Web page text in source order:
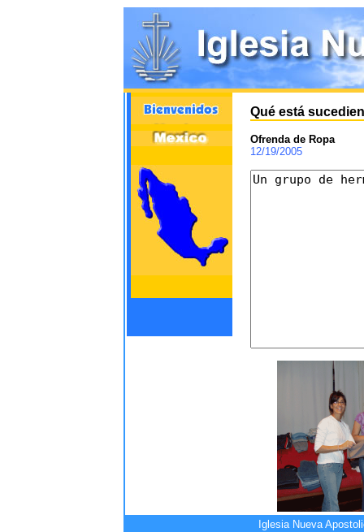
Qué está
Ofrenda de Ropa
12/19/2005
Iglesia Nueva